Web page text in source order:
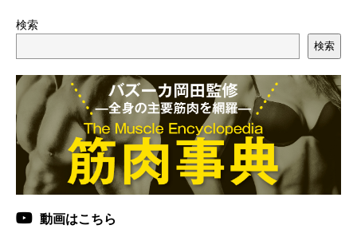
検索
検索
動画はこちら